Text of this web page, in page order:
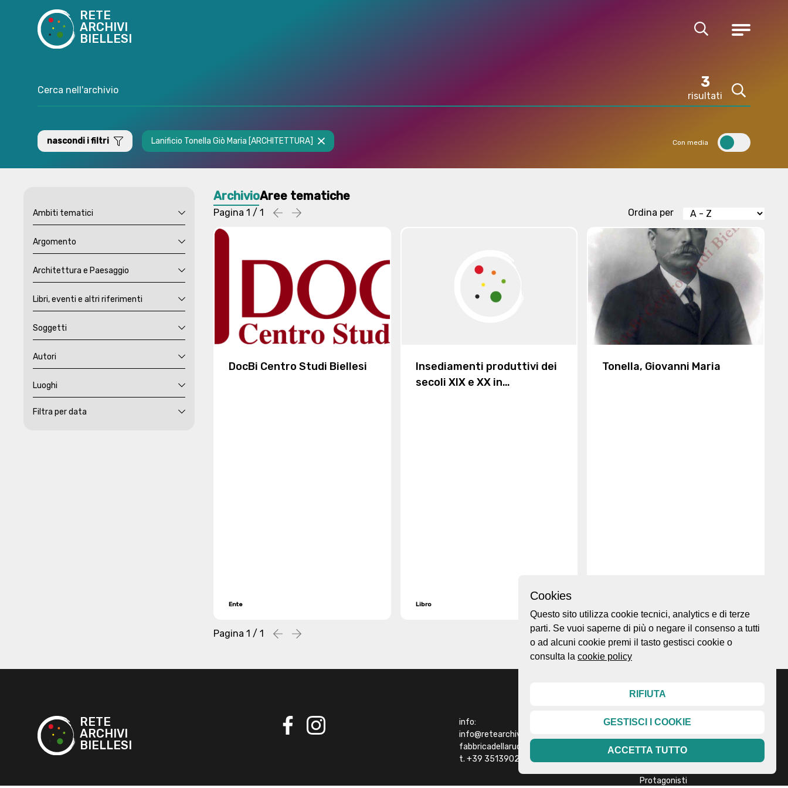
RETE
ARCHIVI
BIELLESI
Cerca Menu
3
risultati
Cerca
nascondi i filtri Lanificio Tonella Giò Maria [ARCHITETTURA] Con media
Ambiti tematici
Argomento
Architettura e Paesaggio
Libri, eventi e altri riferimenti
Soggetti
Autori
Luoghi
Filtra per data
ArchivioAree tematiche
Pagina 1 / 1 Precedente
successiva Ordina per
DocBi Centro Studi Biellesi
Ente
Insediamenti produttivi dei
secoli XIX e XX in
Libro
Tonella, Giovanni Maria
Pagina 1 / 1 Precedente
successiva Ordina per
RETE
ARCHIVI
BIELLESI
info:
info@retearchivibiellesi.it
fabbricadellaruota@gmail.com
t. +39 3513902199
Home page
About
Esplora
Protagonisti
Cookies
Questo sito utilizza cookie tecnici, analytics e di terze
parti. Se vuoi saperne di più o negare il consenso a tutti
o ad alcuni cookie premi il tasto gestisci cookie o
consulta la cookie policy
RIFIUTA
GESTISCI I COOKIE
ACCETTA TUTTO